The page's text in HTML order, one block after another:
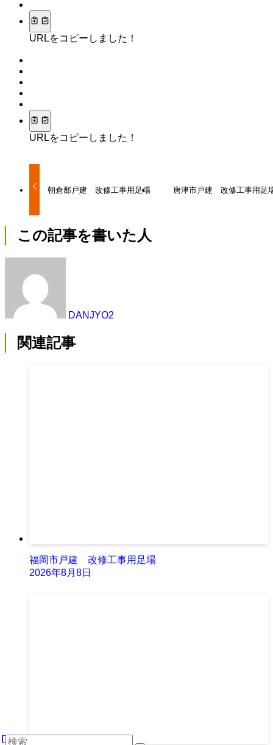
URLをコピーしました！
URLをコピーしました！
朝倉郡戸建 改修工事用足場 唐津市戸建 改修工事用足
この記事を書いた人
DANJYO2
関連記事
福岡市戸建 改修工事用足場
2026年8月8日